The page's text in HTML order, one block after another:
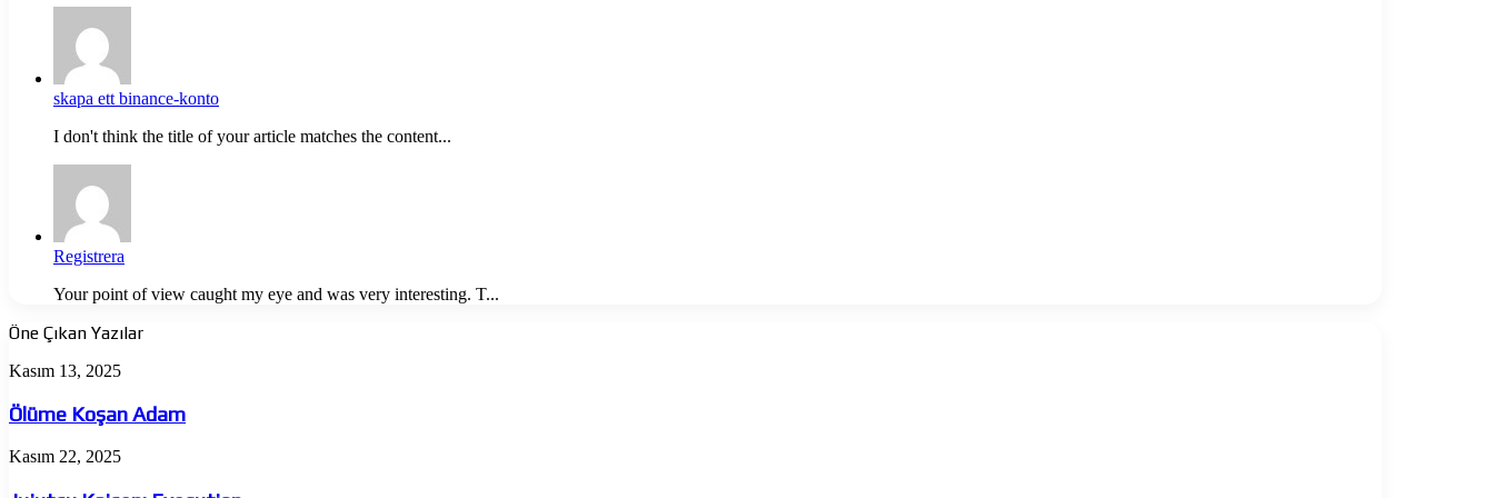
skapa ett binance-konto
I don't think the title of your article matches the content...
Registrera
Your point of view caught my eye and was very interesting. T...
Öne Çıkan Yazılar
Ölüme
Adam
Kasım 13, 2025
Ölüme Koşan Adam
Jujutsu
Kasım 22, 2025